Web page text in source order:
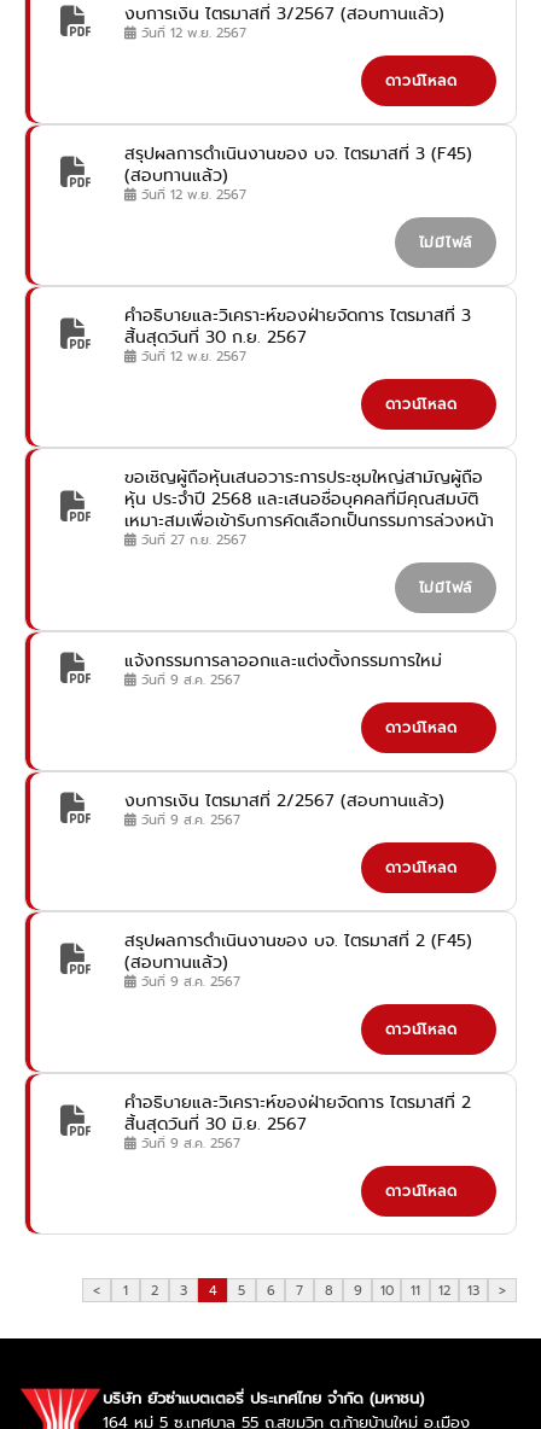
งบการเงิน ไตรมาสที่ 3/2567 (สอบทานแล้ว)
วันที่ 12 พ.ย. 2567
ดาวน์โหลด
สรุปผลการดำเนินงานของ บจ. ไตรมาสที่ 3 (F45)
(สอบทานแล้ว)
วันที่ 12 พ.ย. 2567
ไม่มีไฟล์
คำอธิบายและวิเคราะห์ของฝ่ายจัดการ ไตรมาสที่ 3
สิ้นสุดวันที่ 30 ก.ย. 2567
วันที่ 12 พ.ย. 2567
ดาวน์โหลด
ขอเชิญผู้ถือหุ้นเสนอวาระการประชุมใหญ่สามัญผู้ถือ
หุ้น ประจำปี 2568 และเสนอชื่อบุคคลที่มีคุณสมบัติ
เหมาะสมเพื่อเข้ารับการคัดเลือกเป็นกรรมการล่วงหน้า
วันที่ 27 ก.ย. 2567
ไม่มีไฟล์
แจ้งกรรมการลาออกและแต่งตั้งกรรมการใหม่
วันที่ 9 ส.ค. 2567
ดาวน์โหลด
งบการเงิน ไตรมาสที่ 2/2567 (สอบทานแล้ว)
วันที่ 9 ส.ค. 2567
ดาวน์โหลด
สรุปผลการดำเนินงานของ บจ. ไตรมาสที่ 2 (F45)
(สอบทานแล้ว)
วันที่ 9 ส.ค. 2567
ดาวน์โหลด
คำอธิบายและวิเคราะห์ของฝ่ายจัดการ ไตรมาสที่ 2
สิ้นสุดวันที่ 30 มิ.ย. 2567
วันที่ 9 ส.ค. 2567
ดาวน์โหลด
< 1 2 3 4 5 6 7 8 9 10 11 12 13 >
บริษัท ยัวซ่าแบตเตอรี่ ประเทศไทย จำกัด (มหาชน)
164 หมู่ 5 ซ.เทศบาล 55 ถ.สุขุมวิท ต.ท้ายบ้านใหม่ อ.เมือง